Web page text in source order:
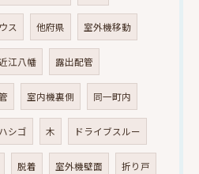
ス 他府県 室外機移動
江八幡 露出配管
室内機裏側 同一町内
ハシゴ 木 ドライブスルー
脱着 室外機壁面 折り戸